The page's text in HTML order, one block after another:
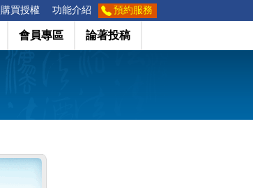
購買授權 功能介紹 預約服務
會員專區 論著投稿